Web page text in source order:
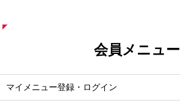
会員メニュー
マイメニュー登録・ログイン